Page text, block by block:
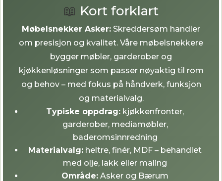
📖 Kort forklart
Møbelsnekker Asker: Skreddersøm handler
om presisjon og kvalitet. Våre møbelsnekkere
bygger møbler, garderober og
kjøkkenløsninger som passer nøyaktig til rom
og behov – med fokus på håndverk, funksjon
og materialvalg.
Typiske oppdrag: kjøkkenfronter,
garderober, mediamøbler,
baderomsinnredning
Materialvalg: heltre, finér, MDF – behandlet
med olje, lakk eller maling
Område: Asker og Bærum